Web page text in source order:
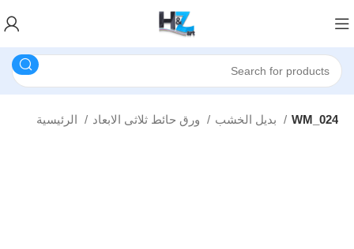
WM_024